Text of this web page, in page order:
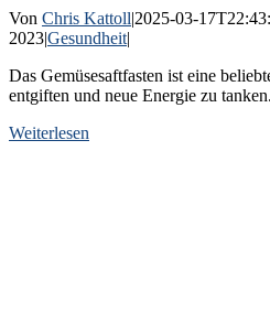
Von Chris Kattoll|2025-03-
2023|Gesundheit|
Das Gemüsesaftfasten ist eine
entgiften und neue Energie zu
Weiterlesen